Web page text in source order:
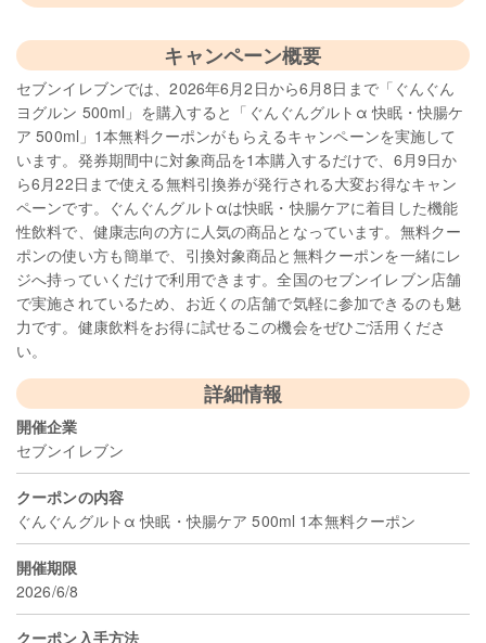
キャンペーン概要
セブンイレブンでは、2026年6月2日から6月8日まで「ぐんぐん
ヨグルン 500ml」を購入すると「ぐんぐんグルトα 快眠・快腸ケ
ア 500ml」1本無料クーポンがもらえるキャンペーンを実施して
います。発券期間中に対象商品を1本購入するだけで、6月9日か
ら6月22日まで使える無料引換券が発行される大変お得なキャン
ペーンです。ぐんぐんグルトαは快眠・快腸ケアに着目した機能
性飲料で、健康志向の方に人気の商品となっています。無料クー
ポンの使い方も簡単で、引換対象商品と無料クーポンを一緒にレ
ジへ持っていくだけで利用できます。全国のセブンイレブン店舗
で実施されているため、お近くの店舗で気軽に参加できるのも魅
力です。健康飲料をお得に試せるこの機会をぜひご活用くださ
い。
詳細情報
開催企業
セブンイレブン
クーポンの内容
ぐんぐんグルトα 快眠・快腸ケア 500ml 1本無料クーポン
開催期限
2026/6/8
クーポン入手方法